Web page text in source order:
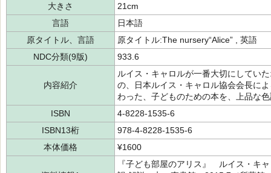
大きさ
21cm
言語
日本語
原タイトル、言語
原タイトル:The nursery“Alice” , 英語
NDC分類(9版)
933.6
内容紹介
ルイス・キャロルが一番大切にしてい
の、日本ルイス・キャロル協会会長に
わった、子どものための本を、上品な
ISBN
4-8228-1535-6
ISBN13桁
978-4-8228-1535-6
本体価格
¥1600
『子ども部屋のアリス』 ルイス・キ